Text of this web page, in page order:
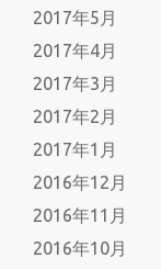
2017年5月
2017年4月
2017年3月
2017年2月
2017年1月
2016年12月
2016年11月
2016年10月